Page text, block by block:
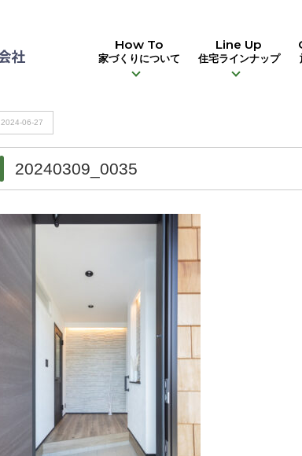
How To
家づくりについて
Line Up
住宅ラインナップ
2024-06-27
20240309_0035